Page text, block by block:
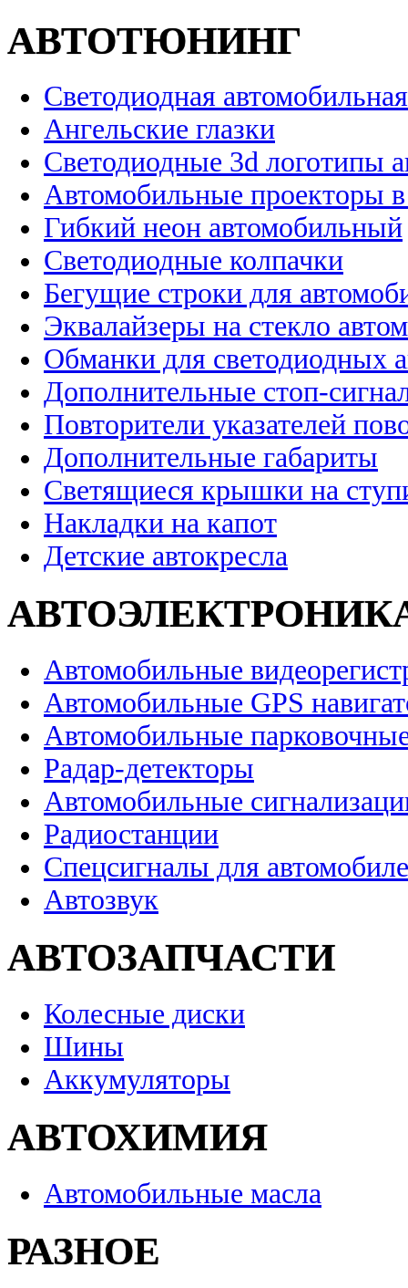
АВТОТЮНИНГ
Светодиодная
Ангельские глазки
Светодиодные 3d логотипы
Автомобильные проекторы
Гибкий неон автомобильный
Светодиодные колпачки
Бегущие строки для
Эквалайзеры на стекло
Обманки для светодиодных
Дополнительные стоп-
Повторители указателей
Дополнительные габариты
Светящиеся крышки на
Накладки на капот
Детские автокресла
Автомобильные
Автомобильные GPS
Автомобильные
Радар-детекторы
Автомобильные
Радиостанции
Спецсигналы для
Автозвук
АВТОЗАПЧАСТИ
Колесные диски
Шины
Аккумуляторы
АВТОХИМИЯ
Автомобильные масла
РАЗНОЕ